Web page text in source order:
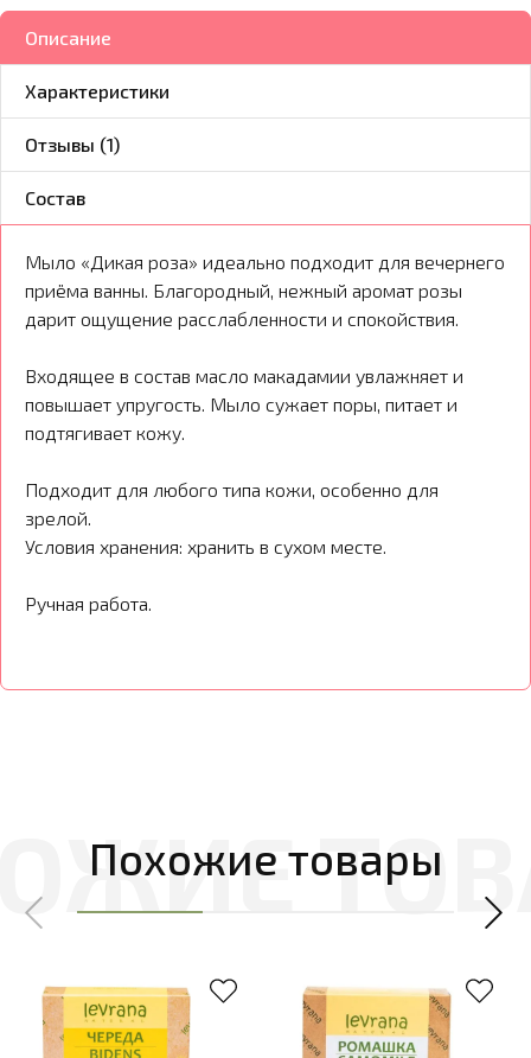
Описание
Характеристики
Отзывы (1)
Состав
Мыло «Дикая роза» идеально подходит для вечернего
приёма ванны. Благородный, нежный аромат розы
дарит ощущение расслабленности и спокойствия.
Входящее в состав масло макадамии увлажняет и
повышает упругость. Мыло сужает поры, питает и
подтягивает кожу.
Подходит для любого типа кожи, особенно для
зрелой.
Условия хранения: хранить в сухом месте.
Ручная работа.
Похожие товары